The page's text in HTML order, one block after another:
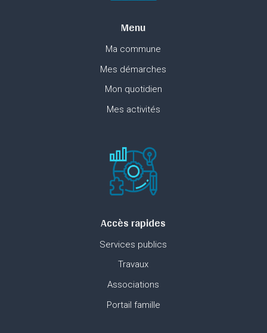
Menu
Ma commune
Mes démarches
Mon quotidien
Mes activités
Accès rapides
Services publics
Travaux
Associations
Portail famille